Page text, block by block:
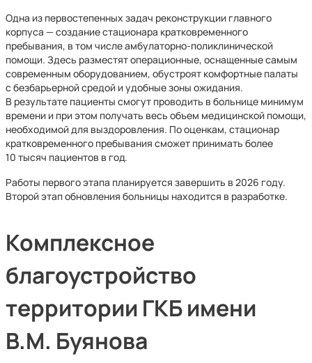
Одна из первостепенных задач реконструкции главного
корпуса — создание стационара кратковременного
пребывания, в том числе амбулаторно-поликлинической
помощи. Здесь разместят операционные, оснащенные самым
современным оборудованием, обустроят комфортные палаты
с безбарьерной средой и удобные зоны ожидания.
В результате пациенты смогут проводить в больнице минимум
времени и при этом получать весь объем медицинской помощи,
необходимой для выздоровления. По оценкам, стационар
кратковременного пребывания сможет принимать более
10 тысяч пациентов в год.
Работы первого этапа планируется завершить в 2026 году.
Второй этап обновления больницы находится в разработке.
Комплексное
благоустройство
территории ГКБ имени
В.М. Буянова